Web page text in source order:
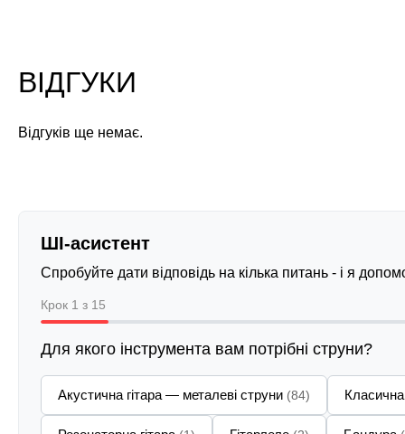
ВІДГУКИ
Відгуків ще немає.
ШІ-асистент
Спробуйте дати відповідь на кілька питань - і я
Крок 1 з 15
Для якого інструмента вам потрібні струни?
Акустична гітара — металеві струни (84)